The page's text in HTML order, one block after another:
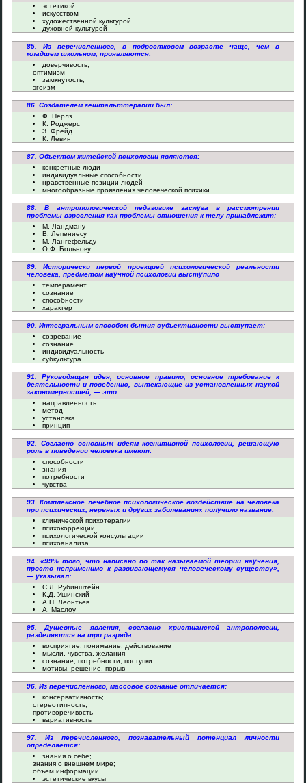
эстетикой
искусством
художественной культурой
духовной культурой
85. Из перечисленного, в подростковом возрасте чаще, чем в
младшем школьном, проявляются:
доверчивость;
оптимизм
замкнутость;
эгоизм
86. Создателем гештальттерапии был:
Ф. Перлз
К. Роджерс
З. Фрейд
К. Левин
87. Объектом житейской психологии являются:
конкретные люди
индивидуальные способности
нравственные позиции людей
многообразные проявления человеческой психики
88. В антропологической педагогике заслуга в рассмотрении
проблемы взросления как проблемы отношения к телу принадлежит:
М. Ландману
В. Лепениесу
М. Лангефельду
О.Ф. Больнову
89. Исторически первой проекцией психологической реальности
человека, предметом научной психологии выступило
темперамент
сознание
способности
характер
90. Интегральным способом бытия субъективности выступает:
созревание
сознание
индивидуальность
субкультура
91. Руководящая идея, основное правило, основное требование к
деятельности и поведению, вытекающие из установленных наукой
закономерностей, — это:
направленность
метод
установка
принцип
92. Согласно основным идеям когнитивной психологии, решающую
роль в поведении человека имеют:
способности
знания
потребности
чувства
93. Комплексное лечебное психологическое воздействие на человека
при психических, нервных и других заболеваниях получило название:
клинической психотерапии
психокоррекции
психологической консультации
психоанализа
94. «99% того, что написано по так называемой теории научения,
просто неприменимо к развивающемуся человеческому существу»,
— указывал:
С.Л. Рубинштейн
К.Д. Ушинский
А.Н. Леонтьев
А. Маслоу
95. Душевные явления, согласно христианской антропологии,
разделяются на три разряда
восприятие, понимание, действование
мысли, чувства, желания
сознание, потребности, поступки
мотивы, решение, порыв
96. Из перечисленного, массовое сознание отличается:
консервативность;
стереотипность;
противоречивость
вариативность
97. Из перечисленного, познавательный потенциал личности
определяется:
знания о себе;
знания о внешнем мире;
объем информации
эстетические вкусы